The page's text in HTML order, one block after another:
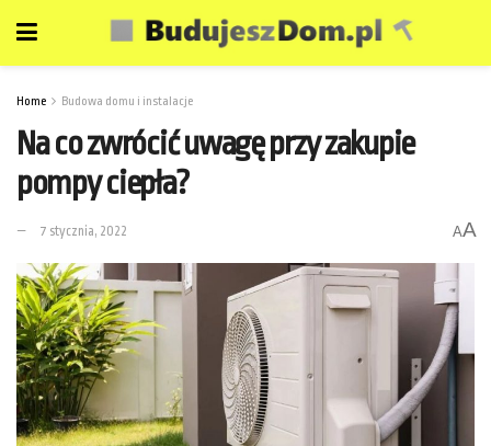
Home Budowa domu i instalacje
Na co zwrócić uwagę przy zakupie
pompy ciepła?
7 stycznia, 2022 AA